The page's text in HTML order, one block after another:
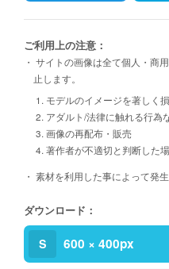
ご利用上の注意：
・ サイトの画像は全て個人・商
止します。
1. モデルのイメージを著しく
2. アダルト/法律に触れる行為
3. 画像の再配布・販売
4. 著作者が不適切と判断した
・ 素材を利用した事によって発
ダウンロード：
S 600 × 400px